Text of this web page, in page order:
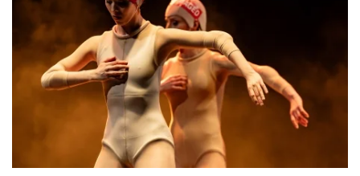
Aktüel Magazin
Hakkımızda